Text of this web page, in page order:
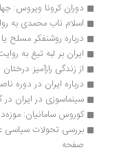
دوران کرونا ویروس: جهان در
اسلام ناب محمدی به روایت
درباره روشنفکر مسلح یا
ایران بر لبه تیغ به روایت
از زندگی رازآمیز درختان | علی
درباره ایران در دوره
سینماسوزی در ایران در
کوروس سامانیان: موزه‌داری در ایران ۵۰ سال عقب‌تر